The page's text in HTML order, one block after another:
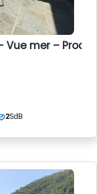
Vue mer –
2SdB